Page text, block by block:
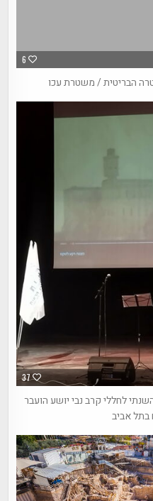
6
הבריטית / משטרת עכו
37
לחללי קרב נבי יושע הועבר
אביב